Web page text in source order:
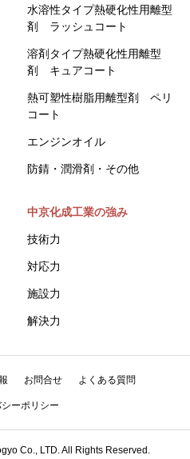
水溶性タイプ熱硬化性用離型
剤 ラッシュコート
溶剤タイプ熱硬化性用離型
剤 キュアコート
熱可塑性樹脂用離型剤 ペリ
コート
エンジンオイル
防錆・潤滑剤・その他
中京化成工業の強み
技術力
対応力
施設力
解決力
お問合せ よくある質問
ーポリシー
Co., LTD. All Rights Reserved.